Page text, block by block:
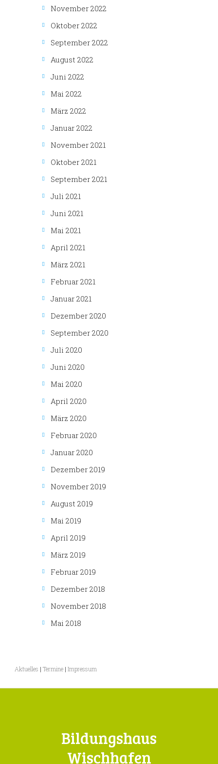
November 2022
Oktober 2022
September 2022
August 2022
Juni 2022
Mai 2022
März 2022
Januar 2022
November 2021
Oktober 2021
September 2021
Juli 2021
Juni 2021
Mai 2021
April 2021
März 2021
Februar 2021
Januar 2021
Dezember 2020
September 2020
Juli 2020
Juni 2020
Mai 2020
April 2020
März 2020
Februar 2020
Januar 2020
Dezember 2019
November 2019
August 2019
Mai 2019
April 2019
März 2019
Februar 2019
Dezember 2018
November 2018
Mai 2018
Aktuelles | Termine | Impressum
Bildungshaus
Wischhafen